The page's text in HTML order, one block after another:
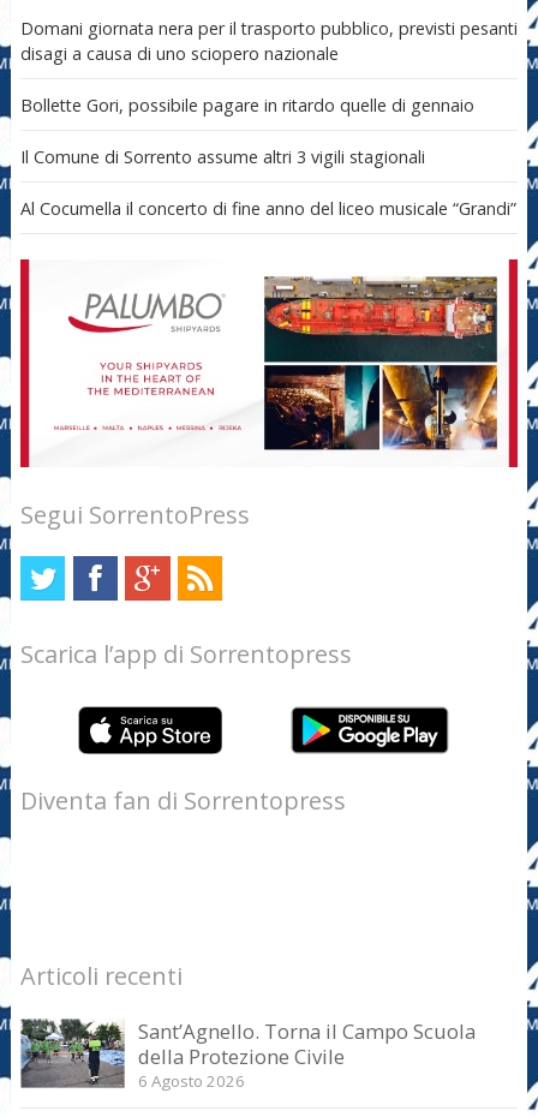
Domani giornata nera per il trasporto pubblico, previsti pesanti
disagi a causa di uno sciopero nazionale
Bollette Gori, possibile pagare in ritardo quelle di gennaio
Il Comune di Sorrento assume altri 3 vigili stagionali
Al Cocumella il concerto di fine anno del liceo musicale “Grandi”
Segui SorrentoPress
Scarica l’app di Sorrentopress
Diventa fan di Sorrentopress
Articoli recenti
Sant’Agnello. Torna il Campo Scuola
della Protezione Civile
6 Agosto 2026